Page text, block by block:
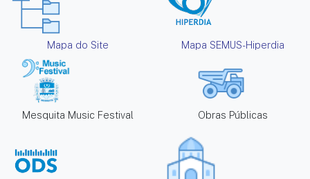
Mapa do Site Mapa SEMUS-Hiperdia
Mesquita Music Festival Obras Públicas